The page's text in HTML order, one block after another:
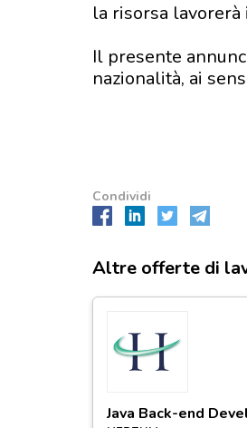
la risorsa
Il presente
nazionalità, ai
Condividi
Altre offerte di